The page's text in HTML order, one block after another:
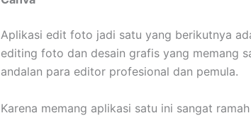
Aplikasi edit foto jadi satu yang berikutnya
editing foto dan desain grafis yang memang
andalan para editor profesional dan pemula.
Karena memang aplikasi satu ini sangat